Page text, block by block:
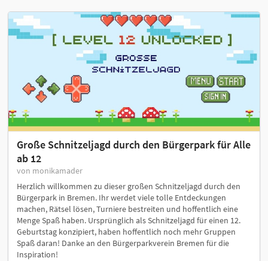
Große Schnitzeljagd durch den Bürgerpark für Alle
ab 12
von monikamader
Herzlich willkommen zu dieser großen Schnitzeljagd durch den
Bürgerpark in Bremen. Ihr werdet viele tolle Entdeckungen
machen, Rätsel lösen, Turniere bestreiten und hoffentlich eine
Menge Spaß haben. Ursprünglich als Schnitzeljagd für einen 12.
Geburtstag konzipiert, haben hoffentlich noch mehr Gruppen
Spaß daran! Danke an den Bürgerparkverein Bremen für die
Inspiration!